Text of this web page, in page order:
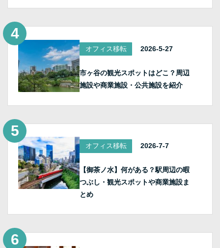
オフィス移転 2026-5-27
市ヶ谷の観光スポットはどこ？周辺
施設や商業施設・公共施設を紹介
オフィス移転 2026-7-7
【御茶ノ水】何がある？駅周辺の暇
つぶし・観光スポットや商業施設ま
とめ